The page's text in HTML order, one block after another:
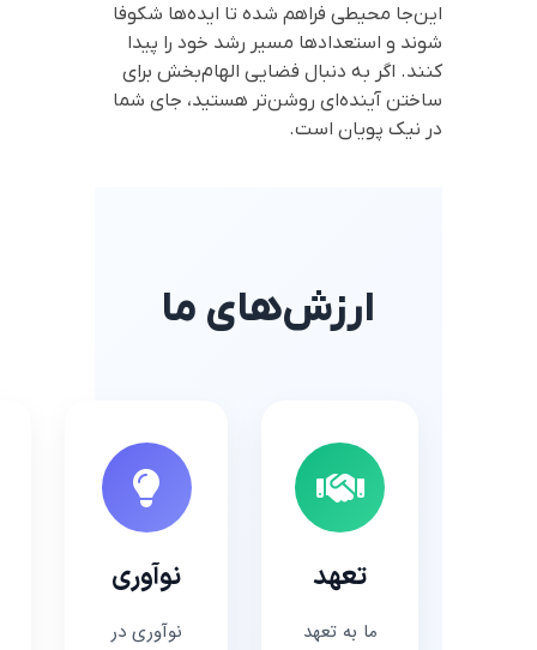
این‌جا محیطی فراهم شده تا ایده‌ها شکوفا
شوند و استعدادها مسیر رشد خود را پیدا
کنند. اگر به دنبال فضایی الهام‌بخش برای
ساختن آینده‌ای روشن‌تر هستید، جای شما
در نیک پویان است.
ارزش‌های ما
تعهد
ما به تعهد
نوآوری
نوآوری در